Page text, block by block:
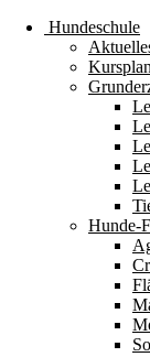
Hundeschule
Kursplan
Hunde-